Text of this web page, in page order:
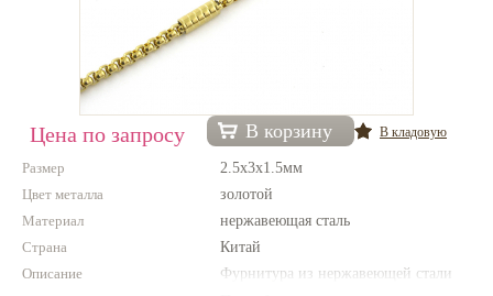
По темам и сезонам
Бисер TOHO
Нетемнеющая фурнитура
Всё для вышивки
Натуральные камни
Цена по запросу В корзину В кладовую
Размер
2.5x3x1.5мм
Цвет металла
золотой
Материал
нержавеющая сталь
Страна
Китай
Описание
Фурнитура из нержавеющей стали